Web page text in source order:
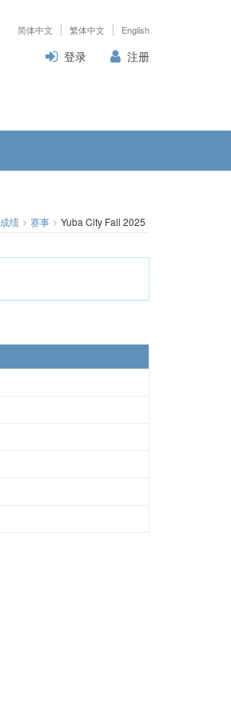
简体中文 繁体中文 English
登录 注册
成绩 赛事 Yuba City Fall 2025